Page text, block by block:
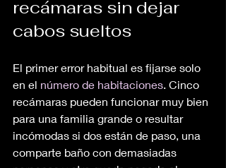
recámaras sin dejar
cabos sueltos
El primer error habitual es fijarse solo
en el número de habitaciones. Cinco
recámaras pueden funcionar muy bien
para una familia grande o resultar
incómodas si dos están de paso, una
comparte baño con demasiadas